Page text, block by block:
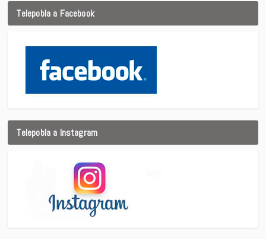
Telepobla a Facebook
Telepobla a Instagram